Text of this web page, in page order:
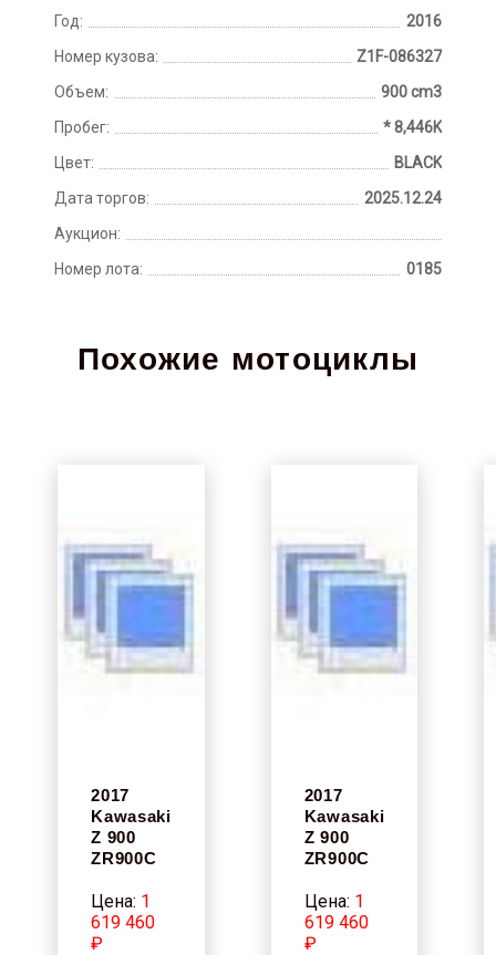
Год:
2016
Номер кузова:
Z1F-086327
Объем:
900 cm3
Пробег:
* 8,446K
Цвет:
BLACK
Дата торгов:
2025.12.24
Аукцион:
Номер лота:
0185
Похожие мотоциклы
2017
Kawasaki
Z 900
ZR900C
Цена: 1
619 460
₽
2017
Kawasaki
Z 900
ZR900C
Цена: 1
619 460
₽